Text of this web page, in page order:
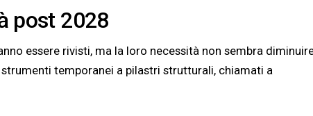
post 2028
essere rivisti, ma la loro necessità non sembra
temporanei a pilastri strutturali, chiamati a